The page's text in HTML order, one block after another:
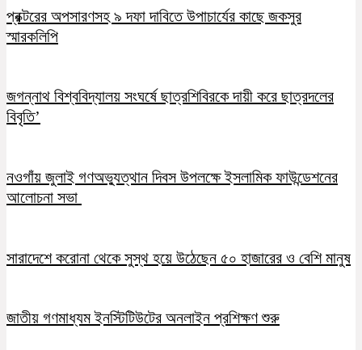
প্রক্টরের অপসারণসহ ৯ দফা দাবিতে উপাচার্যের কাছে জকসুর
স্মারকলিপি
জগন্নাথ বিশ্ববিদ্যালয় সংঘর্ষে ছাত্রশিবিরকে দায়ী করে ছাত্রদলের
বিবৃতি’
নওগাঁয় জুলাই গণঅভ্যুত্থান দিবস উপলক্ষে ইসলামিক ফাউন্ডেশনের
আলোচনা সভা
সারাদেশে করোনা থেকে সুস্থ হয়ে উঠেছেন ৫০ হাজারের ও বেশি মানুষ
জাতীয় গণমাধ্যম ইনস্টিটিউটের অনলাইন প্রশিক্ষণ শুরু